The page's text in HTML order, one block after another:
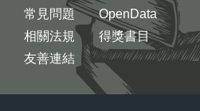
常見問題
相關法規
友善連結
OpenData
得獎書目